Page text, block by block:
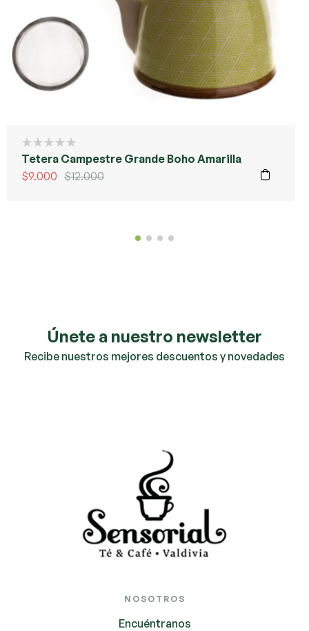
Tetera Campestre Grande Boho Amarilla
$12.000
$9.000
Únete a nuestro newsletter
Recibe nuestros mejores descuentos y novedades
NOSOTROS
Encuéntranos